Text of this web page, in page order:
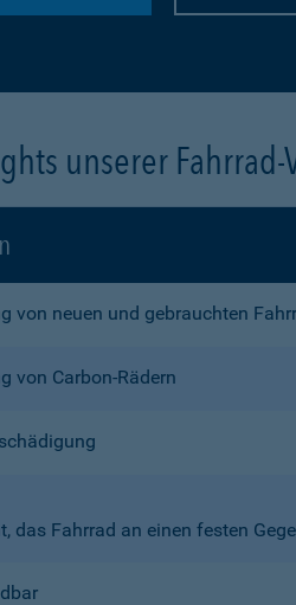
unserer Fahrrad-
von neuen und gebrauchten
von Carbon-Rädern
das Fahrrad an einen festen